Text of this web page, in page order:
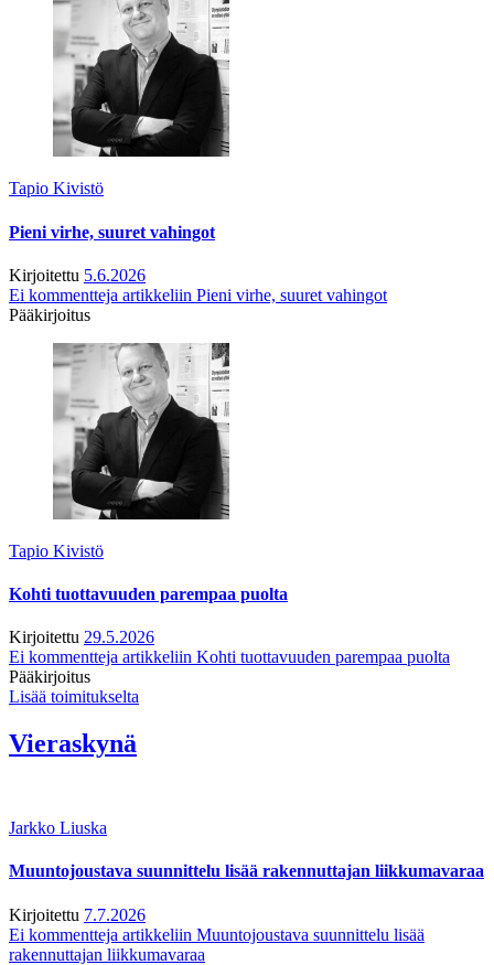
Tapio Kivistö
Pieni virhe, suuret vahingot
Kirjoitettu 5.6.2026
Ei kommentteja artikkeliin Pieni virhe, suuret vahingot
Pääkirjoitus
Tapio Kivistö
Kohti tuottavuuden parempaa puolta
Kirjoitettu 29.5.2026
Ei kommentteja artikkeliin Kohti tuottavuuden parempaa puolta
Pääkirjoitus
Lisää toimitukselta
Vieraskynä
Jarkko Liuska
Muuntojoustava suunnittelu lisää rakennuttajan liikkumavaraa
Kirjoitettu 7.7.2026
Ei kommentteja artikkeliin Muuntojoustava suunnittelu lisää
rakennuttajan liikkumavaraa